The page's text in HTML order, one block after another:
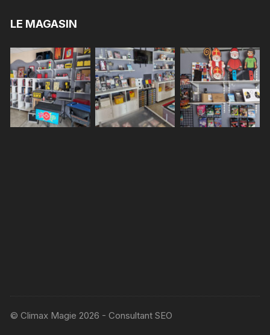
LE MAGASIN
© Climax Magie 2026 - Consultant SEO